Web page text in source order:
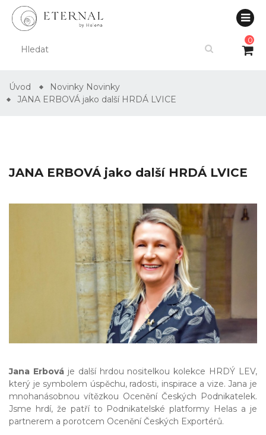
0
Úvod Novinky Novinky
JANA ERBOVÁ jako další HRDÁ LVICE
JANA ERBOVÁ jako další HRDÁ LVICE
Jana Erbováje další hrdou nositelkou kolekce HRDÝ LEV,
který je symbolem úspěchu, radosti, inspirace a vize. Jana je
mnohanásobnou vítězkou Ocenění Českých Podnikatelek.
Jsme hrdí, že patří to Podnikatelské platformy Helas a je
partnerem a porotcem Ocenění Českých Exportérů.